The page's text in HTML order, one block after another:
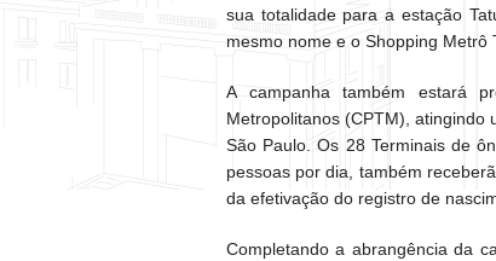
sua totalidade para a estação
mesmo nome e o Shopping Metrô
A campanha também estará
Metropolitanos (CPTM), atingindo
São Paulo. Os 28 Terminais de
pessoas por dia, também
da efetivação do registro de
Completando a abrangência da